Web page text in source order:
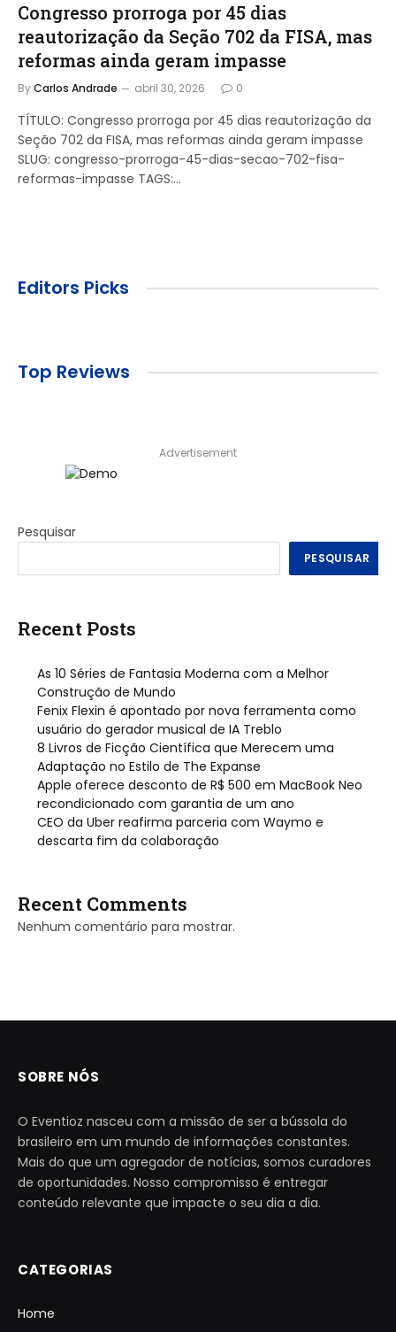
Congresso prorroga por 45 dias
reautorização da Seção 702 da FISA, mas
reformas ainda geram impasse
ByCarlos Andrade abril 30, 2026 0
TÍTULO: Congresso prorroga por 45 dias reautorização da
Seção 702 da FISA, mas reformas ainda geram impasse
SLUG: congresso-prorroga-45-dias-secao-702-fisa-
reformas-impasse TAGS:…
Editors Picks
Top Reviews
Advertisement
Pesquisar
PESQUISAR
Recent Posts
As 10 Séries de Fantasia Moderna com a Melhor
Construção de Mundo
Fenix Flexin é apontado por nova ferramenta como
usuário do gerador musical de IA Treblo
8 Livros de Ficção Científica que Merecem uma
Adaptação no Estilo de The Expanse
Apple oferece desconto de R$ 500 em MacBook Neo
recondicionado com garantia de um ano
CEO da Uber reafirma parceria com Waymo e
descarta fim da colaboração
Recent Comments
Nenhum comentário para mostrar.
SOBRE NÓS
O Eventioz nasceu com a missão de ser a bússola do
brasileiro em um mundo de informações constantes.
Mais do que um agregador de notícias, somos curadores
de oportunidades. Nosso compromisso é entregar
conteúdo relevante que impacte o seu dia a dia.
CATEGORIAS
Home